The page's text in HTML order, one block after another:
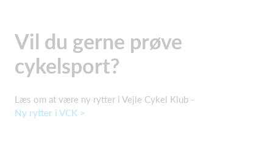
​Vil du gerne prøve
cykelsport?
Læs om at være ny rytter i Vejle Cykel Klub -
Ny rytter i VCK >